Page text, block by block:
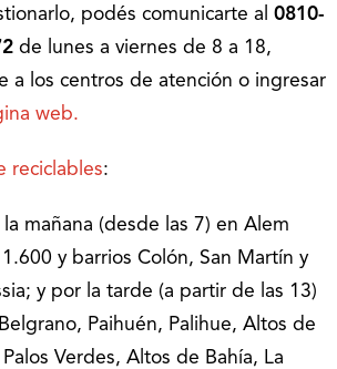
podés comunicarte al 0810-
de lunes a viernes de 8 a 18,
a los centros de atención o ingresar
web.
reciclables:
la mañana (desde las 7) en Alem
1.600 y barrios Colón, San Martín y
y por la tarde (a partir de las 13)
Paihuén, Palihue, Altos de
Palos Verdes, Altos de Bahía, La